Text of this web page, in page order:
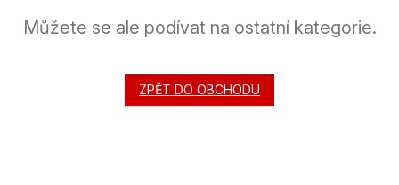
Můžete se ale podívat na ostatní kategorie.
ZPĚT DO OBCHODU